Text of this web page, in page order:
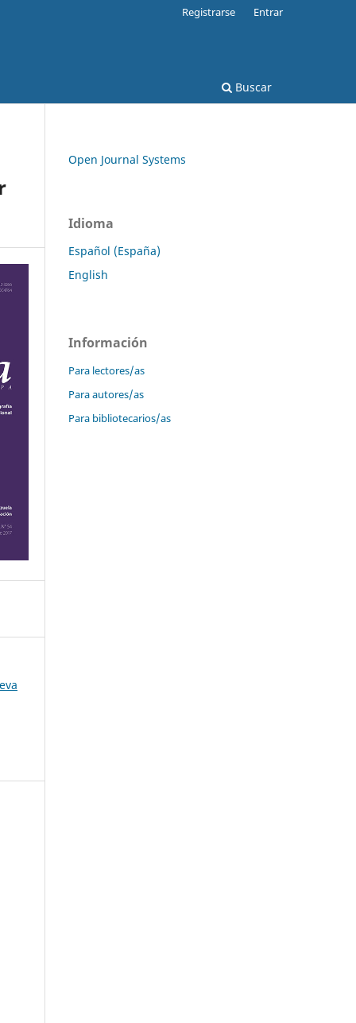
Buscar
Registrarse Entrar
Open Journal Systems
Idioma
Español (España)
English
Información
Para lectores/as
Para autores/as
Para bibliotecarios/as